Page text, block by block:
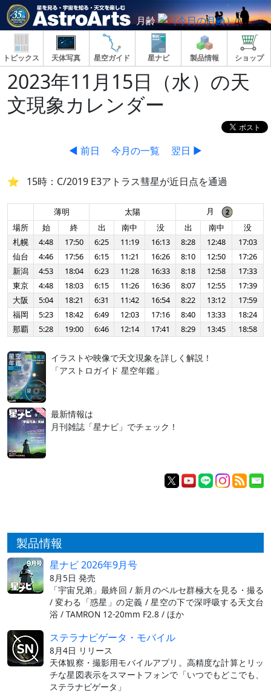
月齢
トピックス 天体写真 星空ガイド 星ナビ 製品情報 ショップ
2023年11月15日（水）の天
文現象カレンダー
◀ 前日 今月の一覧 翌日 ▶
15時：C/2019 E3アトラス彗星が近日点を通過
薄明 太陽
月
場所
始 終 出 南中 没 出 南中
没
札幌
4:48 17:50 6:25 11:19 16:13 8:28 12:48
17:03
仙台
4:46 17:56 6:15 11:21 16:26 8:10 12:50
17:26
新潟
4:53 18:04 6:23 11:28 16:33 8:18 12:58
17:33
東京
4:48 18:03 6:15 11:26 16:36 8:07 12:55
17:39
大阪
5:04 18:21 6:31 11:42 16:54 8:22 13:12
17:59
福岡
5:23 18:42 6:49 12:03 17:16 8:40 13:33
18:24
那覇
5:28 19:00 6:46 12:14 17:41 8:29 13:45 18:58
イラストや映像で天文現象を詳しく解説！
「アストロガイド 星空年鑑」
最新情報は
月刊雑誌「星ナビ」でチェック！
製品情報
星ナビ 2026年9月号
8月5日 発売
「宇宙兄弟」最終回 / 新月のペルセ群極大を見る・撮る
/ 変わる「惑星」の定義 / 星空の下で深呼吸する天文台
浴 / TAMRON 12-20mm F2.8 / ほか
ステラナビゲータ・モバイル
8月4日 リリース
天体観察・撮影用モバイルアプリ。高精度な計算とリッ
チな星図表示をスマートフォンで「いつでもどこでも、
ステラナビゲータ」